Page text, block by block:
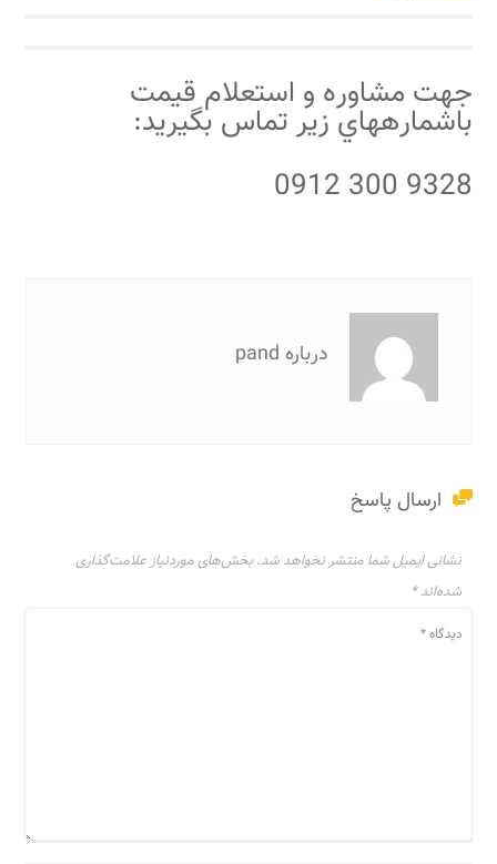
ﺟﻬﺖ ﻣﺸﺎﻭﺭﻩ و اﺳﺘﻌﻼﻡ ﻗﻴﻤﺖ
ﺑﺎﺷﻤﺎﺭﻫﻬﺎﻱ ﺯﻳﺮ ﺗﻤﺎﺱ بگیرید:
9328 300 0912
درباره pand
ارسال پاسخ
نشانی ایمیل شما منتشر نخواهد شد. بخش‌های موردنیاز علامت‌گذاری
شده‌اند*